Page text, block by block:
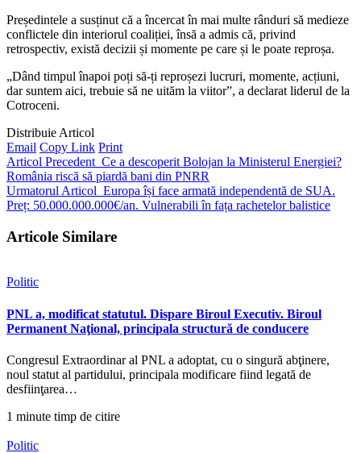
Președintele a susținut că a încercat în mai multe rânduri să medieze
conflictele din interiorul coaliției, însă a admis că, privind
retrospectiv, există decizii și momente pe care și le poate reproșa.
„Dând timpul înapoi poți să-ți reproșezi lucruri, momente, acțiuni,
dar suntem aici, trebuie să ne uităm la viitor”, a declarat liderul de la
Cotroceni.
Distribuie Articol
Email Copy Link Print
Articol Precedent Ce a descoperit Bolojan la Ministerul Energiei?
România riscă să piardă bani din PNRR
Urmatorul Articol Europa își face armată independentă de SUA.
Preț: 50.000.000.000€/an. Vulnerabili în fața rachetelor balistice
Articole Similare
Politic
PNL a, modificat statutul. Dispare Biroul Executiv. Biroul
Permanent Naţional, principala structură de conducere
Congresul Extraordinar al PNL a adoptat, cu o singură abţinere,
noul statut al partidului, principala modificare fiind legată de
desfiinţarea…
1 minute timp de citire
Politic